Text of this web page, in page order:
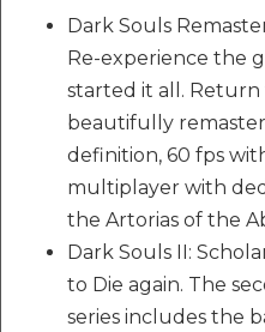
Dark Souls
Re-experience the
started it all.
beautifully
definition, 60 fps
multiplayer with
the Artorias of the
Dark Souls II:
to Die again. The
series includes the